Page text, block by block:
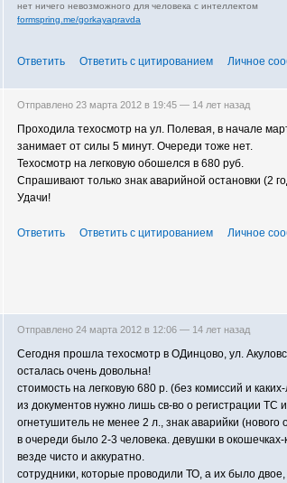
нет ничего невозможного для человека с интеллектом
formspring.me/gorkayapravda
Ответить Ответить с цитированием Личное
Отправлено 23 марта 2012 в 19:45 — 14 лет назад
Проходила техосмотр на ул. Полевая, в начале
занимает от силы 5 минут. Очереди тоже нет.
Техосмотр на легковую обошелся в 680 руб.
Спрашивают только знак аварийной остановки (2
Удачи!
Ответить Ответить с цитированием Личное
Отправлено 24 марта 2012 в 12:06 — 14 лет назад
Сегодня прошла техосмотр в ОДинцово, ул.
осталась очень довольна!
стоимость на легковую 680 р. (без комиссий и
из документов нужно лишь св-во о регистрации ТС
огнетушитель не менее 2 л., знак аварийки
в очереди было 2-3 человека. девушки в
везде чисто и аккуратно.
сотрудники, которые проводили ТО, а их было